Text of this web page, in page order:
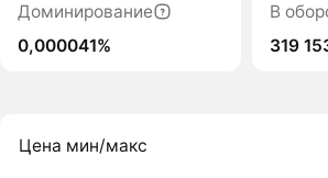
Доминирование
0,000041%
В
319
Цена мин/макс